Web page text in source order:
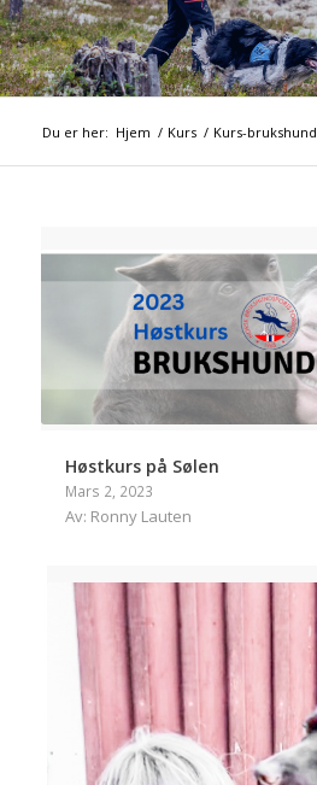
Du er her: Hjem / Kurs / Kurs-brukshund
Høstkurs på Sølen
Mars 2, 2023
Av: Ronny Lauten